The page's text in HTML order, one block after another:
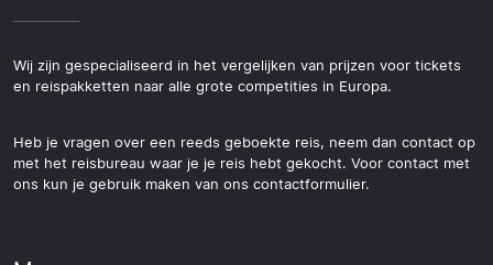
Wij zijn gespecialiseerd in het vergelijken van prijzen voor tickets
en reispakketten naar alle grote competities in Europa.
Heb je vragen over een reeds geboekte reis, neem dan contact op
met het reisbureau waar je je reis hebt gekocht. Voor contact met
ons kun je gebruik maken van ons contactformulier.